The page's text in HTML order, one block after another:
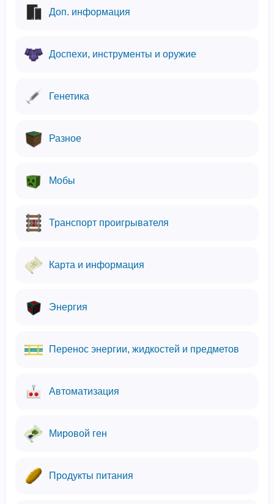
Доп. информация
Доспехи, инструменты и оружие
Генетика
Разное
Мобы
Транспорт проигрывателя
Карта и информация
Энергия
Перенос энергии, жидкостей и предметов
Автоматизация
Мировой ген
Продукты питания